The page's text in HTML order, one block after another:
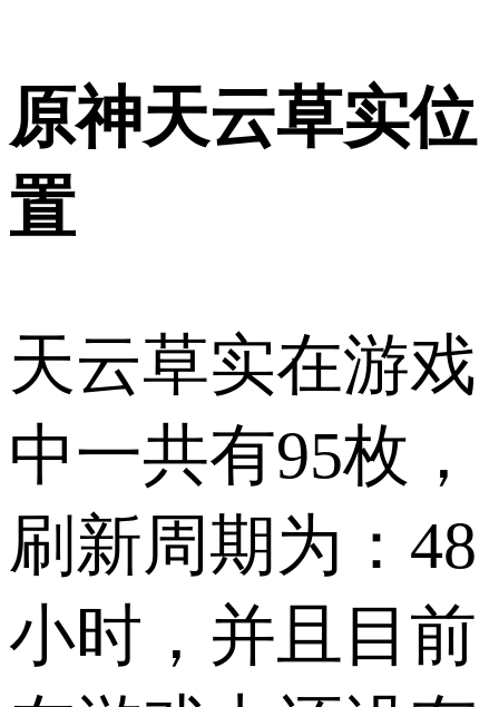
原神天云草实位
置
天云草实在游戏
中一共有95枚，
刷新周期为：48
小时，并且目前